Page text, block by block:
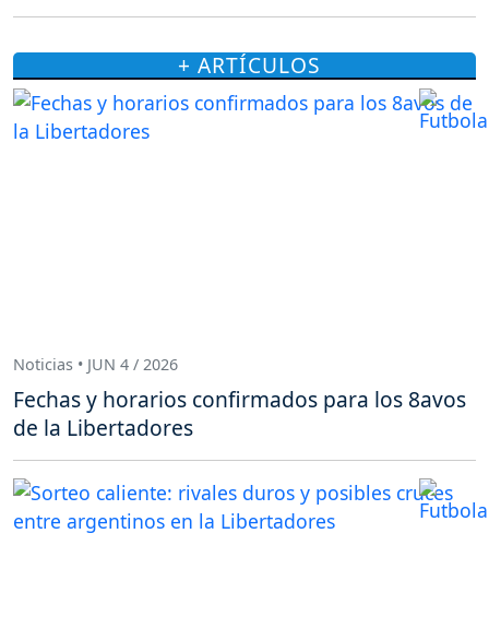
+ ARTÍCULOS
Noticias • JUN 4 / 2026
Fechas y horarios confirmados para los 8avos
de la Libertadores